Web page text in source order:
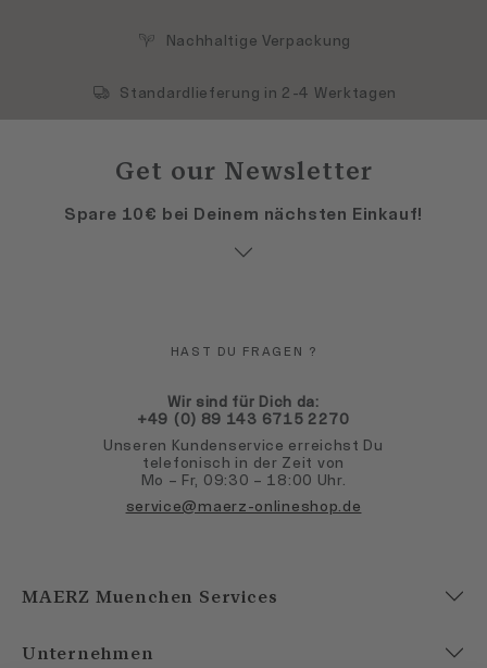
Nachhaltige Verpackung
Standardlieferung in 2-4 Werktagen
Get our Newsletter
Spare 10€ bei Deinem nächsten Einkauf!
HAST DU FRAGEN ?
Wir sind für Dich da:
+49 (0) 89 143 6715 2270
Unseren Kundenservice erreichst Du
telefonisch in der Zeit von
Mo – Fr, 09:30 – 18:00 Uhr.
service@maerz-onlineshop.de
MAERZ Muenchen Services
Unternehmen